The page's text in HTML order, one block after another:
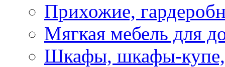
Прихожие,
Мягкая мебель для
Шкафы, шкафы-купе,